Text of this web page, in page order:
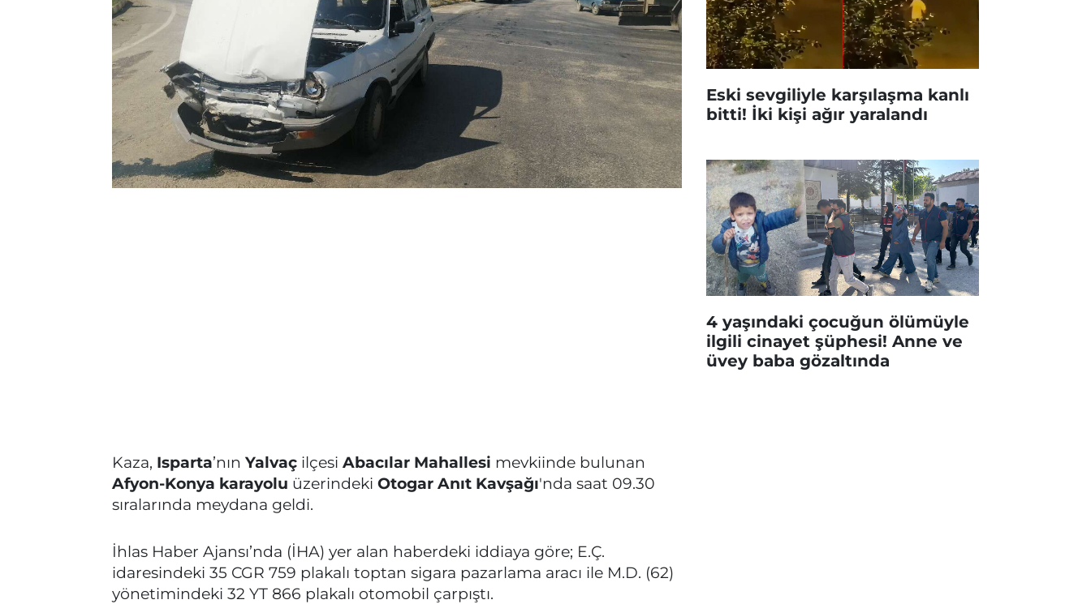
Kaza, Isparta’nın Yalvaç ilçesi Abacılar Mahallesi mevkiinde bulunan
Afyon-Konya karayolu üzerindeki Otogar Anıt Kavşağı'nda saat 09.30
sıralarında meydana geldi.
İhlas Haber Ajansı’nda (İHA) yer alan haberdeki iddiaya göre; E.Ç.
idaresindeki 35 CGR 759 plakalı toptan sigara pazarlama aracı ile M.D. (62)
yönetimindeki 32 YT 866 plakalı otomobil çarpıştı.
Eski sevgiliyle karşılaşma kanlı
bitti! İki kişi ağır yaralandı
4 yaşındaki çocuğun ölümüyle
ilgili cinayet şüphesi! Anne ve
üvey baba gözaltında